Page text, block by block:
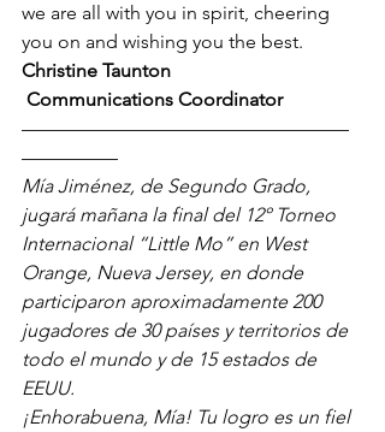
we are all with you in spirit, cheering
you on and wishing you the best.
Christine Taunton
Communications Coordinator
—————————————————
—————
Mía Jiménez, de Segundo Grado,
jugará mañana la final del 12º Torneo
Internacional “Little Mo” en West
Orange, Nueva Jersey, en donde
participaron aproximadamente 200
jugadores de 30 países y territorios de
todo el mundo y de 15 estados de
EEUU.
¡Enhorabuena, Mía! Tu logro es un fiel